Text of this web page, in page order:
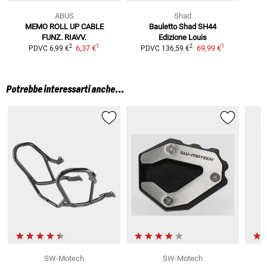
ABUS
MEMO ROLL UP CABLE
FUNZ. RIAVV.
PDVC 6,99 €2 6,37 €1
Shad
Bauletto Shad SH44
Edizione Louis
PDVC 136,59 €2 69,99 €1
Potrebbe interessarti anche...
SW-Motech
SW-Motech